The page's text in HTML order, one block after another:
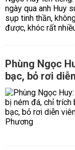
Phùng Ngọc
bạc, bỏ rơi